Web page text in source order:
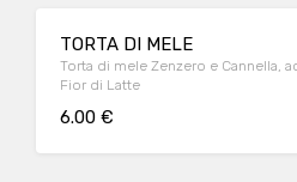
TORTA DI MELE
Torta di mele Zenzero e Cannella,
Fior di Latte
6.00 €